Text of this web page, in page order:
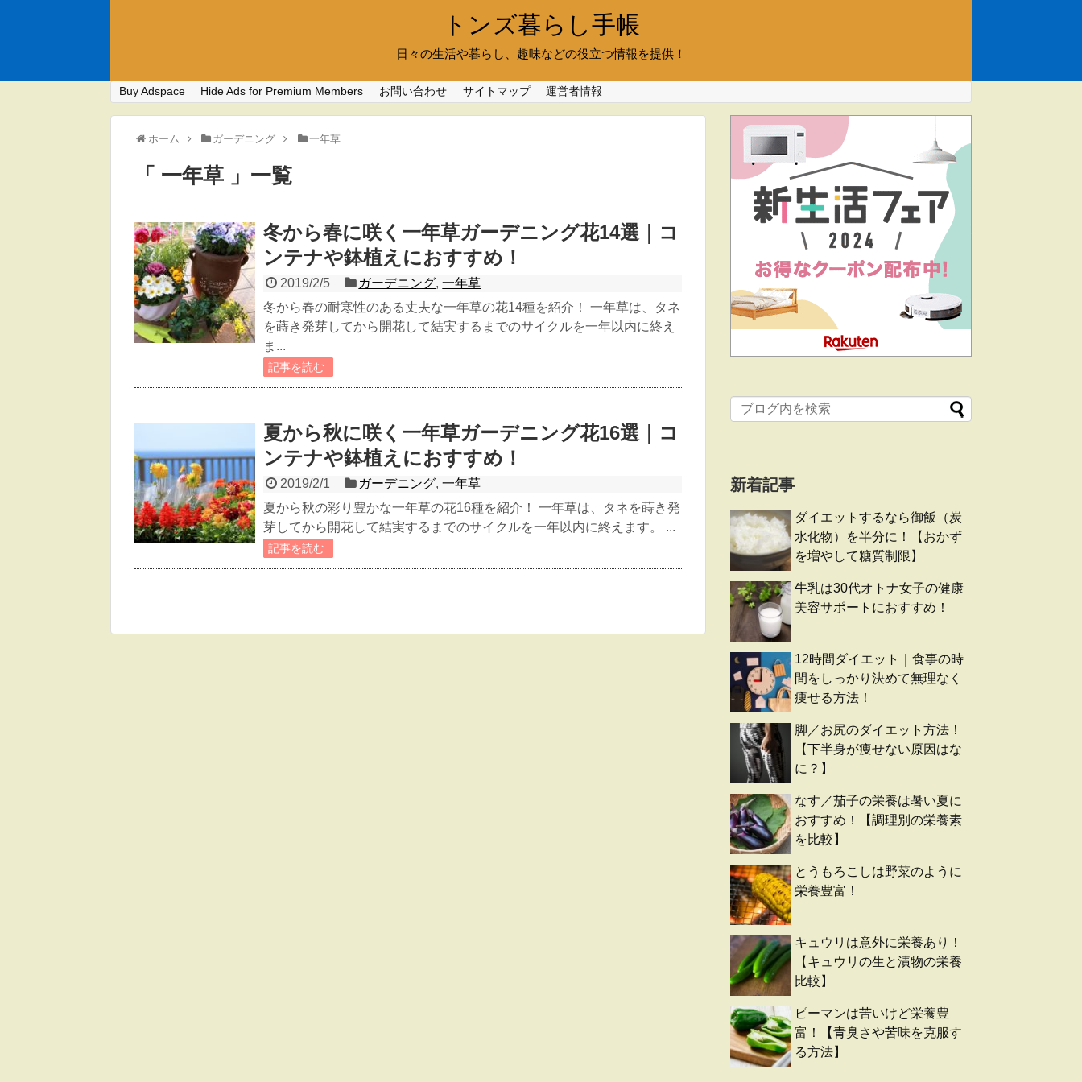
トンズ暮らし手帳
日々の生活や暮らし、趣味などの役立つ情報を提供！
Buy Adspace Hide Ads for Premium Members お問い合わせ サイトマップ 運営者情報
ホーム ガーデニング 一年草
「 一年草 」一覧
冬から春に咲く一年草ガーデニング花14選｜コ
ンテナや鉢植えにおすすめ！
2019/2/5 ガーデニング,一年草
冬から春の耐寒性のある丈夫な一年草の花14種を紹介！ 一年草は、タネ
を蒔き発芽してから開花して結実するまでのサイクルを一年以内に終え
ま...
記事を読む
夏から秋に咲く一年草ガーデニング花16選｜コ
ンテナや鉢植えにおすすめ！
2019/2/1 ガーデニング,一年草
夏から秋の彩り豊かな一年草の花16種を紹介！ 一年草は、タネを蒔き発
芽してから開花して結実するまでのサイクルを一年以内に終えます。 ...
記事を読む
新着記事
ダイエットするなら御飯（炭
水化物）を半分に！【おかず
を増やして糖質制限】
牛乳は30代オトナ女子の健康
美容サポートにおすすめ！
12時間ダイエット｜食事の時
間をしっかり決めて無理なく
痩せる方法！
脚／お尻のダイエット方法！
【下半身が痩せない原因はな
に？】
なす／茄子の栄養は暑い夏に
おすすめ！【調理別の栄養素
を比較】
とうもろこしは野菜のように
栄養豊富！
キュウリは意外に栄養あり！
【キュウリの生と漬物の栄養
比較】
ピーマンは苦いけど栄養豊
富！【青臭さや苦味を克服す
る方法】